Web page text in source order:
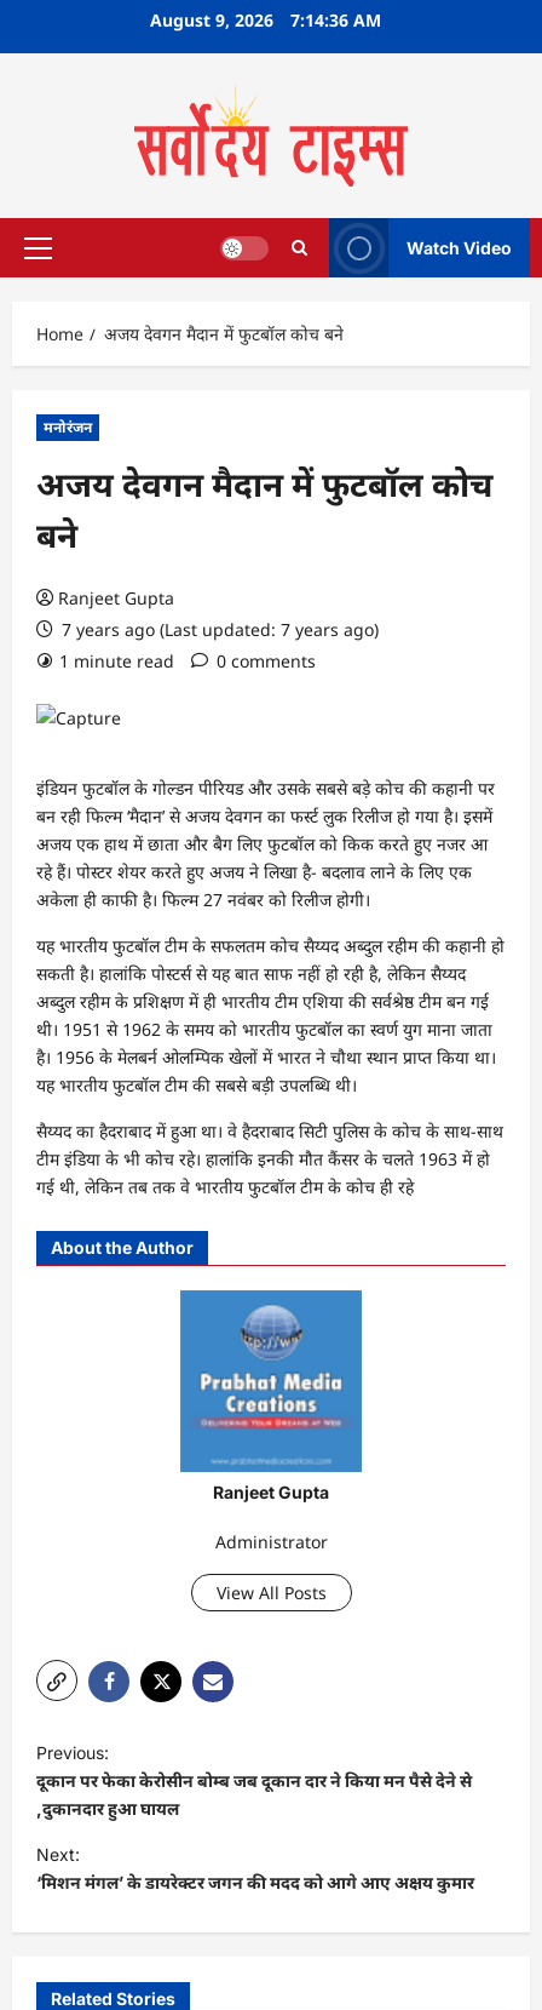
August 9, 2026 7:14:37 AM
Primary
Watch Video
Home अजय देवगन मैदान में फुटबॉल कोच बने
मनोरंजन
अजय देवगन मैदान में फुटबॉल कोच
बने
Ranjeet Gupta
7 years ago (Last updated: 7 years ago)
1 minute read
0 comments
इंडियन फुटबॉल के गोल्डन पीरियड और उसके सबसे बड़े कोच की कहानी पर
बन रही फिल्म ‘मैदान’ से अजय देवगन का फर्स्ट लुक रिलीज हो गया है। इसमें
अजय एक हाथ में छाता और बैग लिए फुटबॉल को किक करते हुए नजर आ
रहे हैं। पोस्टर शेयर करते हुए अजय ने लिखा है- बदलाव लाने के लिए एक
अकेला ही काफी है। फिल्म 27 नवंबर को रिलीज होगी।
यह भारतीय फुटबॉल टीम के सफलतम कोच सैय्यद अब्दुल रहीम की कहानी हो
सकती है। हालांकि पोस्टर्स से यह बात साफ नहीं हो रही है, लेकिन सैय्यद
अब्दुल रहीम के प्रशिक्षण में ही भारतीय टीम एशिया की सर्वश्रेष्ठ टीम बन गई
थी। 1951 से 1962 के समय को भारतीय फुटबॉल का स्वर्ण युग माना जाता
है। 1956 के मेलबर्न ओलम्पिक खेलों में भारत ने चौथा स्थान प्राप्त किया था।
यह भारतीय फुटबॉल टीम की सबसे बड़ी उपलब्धि थी।
सैय्यद का हैदराबाद में हुआ था। वे हैदराबाद सिटी पुलिस के कोच के साथ-साथ
टीम इंडिया के भी कोच रहे। हालांकि इनकी मौत कैंसर के चलते 1963 में हो
गई थी, लेकिन तब तक वे भारतीय फुटबॉल टीम के कोच ही रहे
About the Author
Ranjeet Gupta
Administrator
View All Posts
o
s
t
n
a
Previous:
दूकान पर फेका केरोसीन बोम्ब जब दूकान दार ने किया मन पैसे देने से
,दुकानदार हुआ घायल
Next:
‘मिशन मंगल’ के डायरेक्टर जगन की मदद को आगे आए अक्षय कुमार
Related Stories